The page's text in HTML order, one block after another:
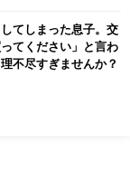
てしまった息子。交
てください」と言わ
不尽すぎませんか？